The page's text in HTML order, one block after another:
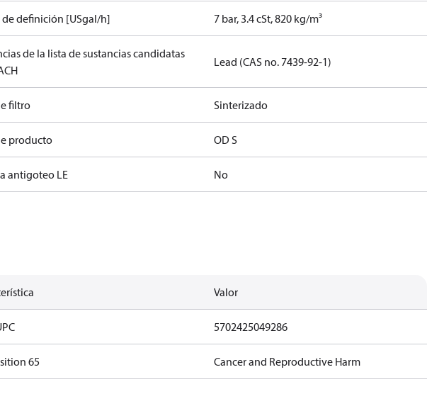
definición [USgal/h] 7 bar, 3.4 cSt, 820 kg/m³
de la lista de sustancias candidatas
Lead (CAS no. 7439-92-1)
filtro Sinterizado
producto OD S
antigoteo LE No
Valor
5702425049286
65 Cancer and Reproductive Harm